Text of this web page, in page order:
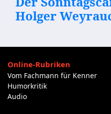
Holger
Online-Rubriken
Vom Fachmann für Kenner
Humorkritik
Audio